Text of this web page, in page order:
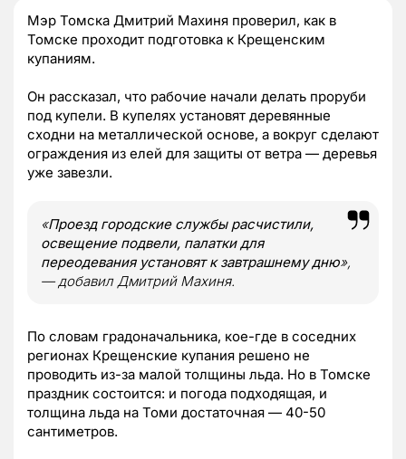
Мэр Томска Дмитрий Махиня проверил, как в
Томске проходит подготовка к Крещенским
купаниям.
Он рассказал, что рабочие начали делать проруби
под купели. В купелях установят деревянные
сходни на металлической основе, а вокруг сделают
ограждения из елей для защиты от ветра — деревья
уже завезли.
«Проезд городские службы расчистили,
освещение подвели, палатки для
переодевания установят к завтрашнему дню»,
— добавил Дмитрий Махиня.
По словам градоначальника, кое-где в соседних
регионах Крещенские купания решено не
проводить из-за малой толщины льда. Но в Томске
праздник состоится: и погода подходящая, и
толщина льда на Томи достаточная — 40-50
сантиметров.